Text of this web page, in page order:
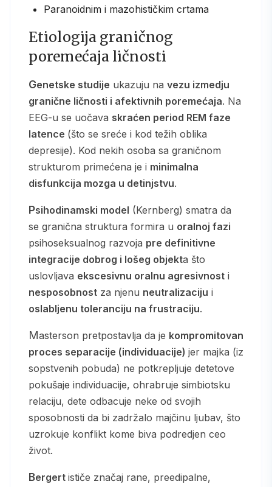
Paranoidnim i mazohističkim crtama
Etiologija graničnog
poremećaja ličnosti
Genetske studije ukazuju na vezu izmedju
granične ličnosti i afektivnih poremećaja. Na
EEG-u se uočava skraćen period REM faze
latence (što se sreće i kod težih oblika
depresije). Kod nekih osoba sa graničnom
strukturom primećena je i minimalna
disfunkcija mozga u detinjstvu.
Psihodinamski model (Kernberg) smatra da
se granična struktura formira u oralnoj fazi
psihoseksualnog razvoja pre definitivne
integracije dobrog i lošeg objekta što
uslovljava ekscesivnu oralnu agresivnost i
nesposobnost za njenu neutralizaciju i
oslabljenu toleranciju na frustraciju.
Masterson pretpostavlja da je kompromitovan
proces separacije (individuacije) jer majka (iz
sopstvenih pobuda) ne potkrepljuje detetove
pokušaje individuacije, ohrabruje simbiotsku
relaciju, dete odbacuje neke od svojih
sposobnosti da bi zadržalo majčinu ljubav, što
uzrokuje konflikt kome biva podredjen ceo
život.
Bergert ističe značaj rane, preedipalne,